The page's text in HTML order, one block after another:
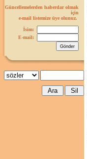
Güncellemelerden haberdar olmak
için
e-mail listemize üye olunuz.
İsim:
E-mail: